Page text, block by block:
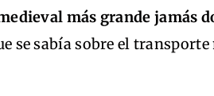
más grande jamás
se sabía sobre el